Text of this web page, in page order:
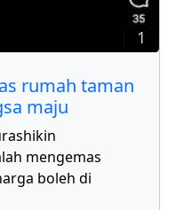
1
rumah taman
maju
mengemas
boleh di